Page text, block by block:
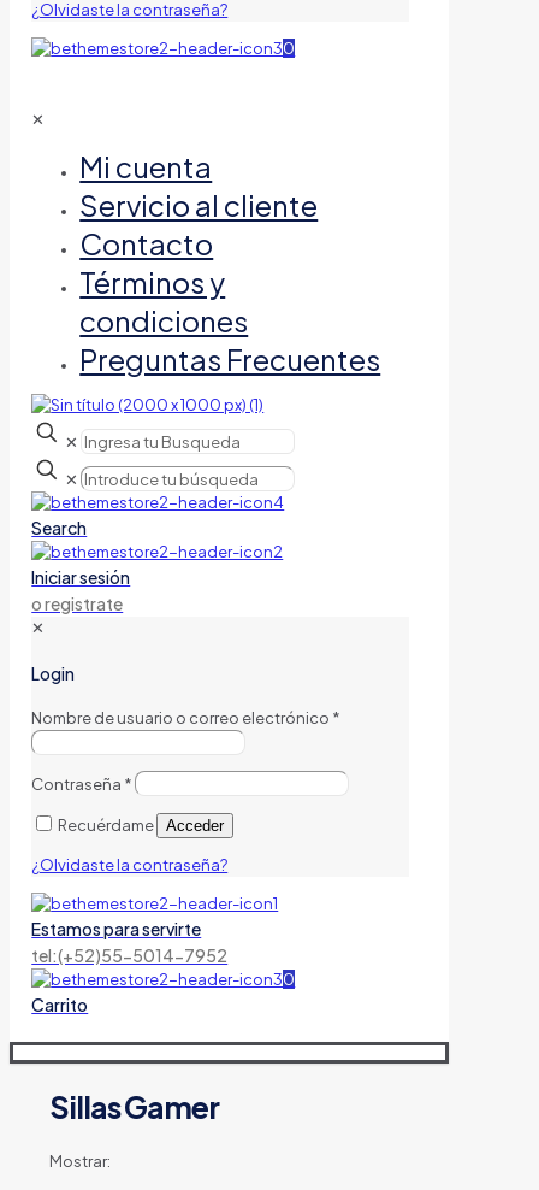
¿Olvidaste la contraseña?
0
✕
Mi cuenta
Servicio al cliente
Contacto
Términos y
condiciones
Preguntas Frecuentes
✕
✕
Search
Iniciar sesión
o registrate
✕
Login
Nombre de usuario o correo electrónico *
Contraseña *
Recuérdame Acceder
¿Olvidaste la contraseña?
Estamos para servirte
tel:(+52)55-5014-7952
0
Carrito
Sillas Gamer
Mostrar: